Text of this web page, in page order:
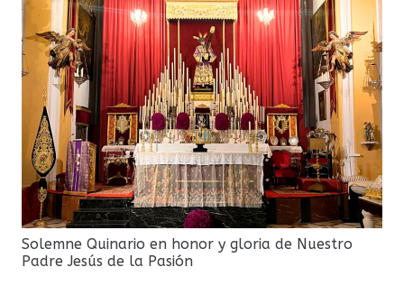
Solemne Quinario en honor y gloria de Nuestro
Padre Jesús de la Pasión